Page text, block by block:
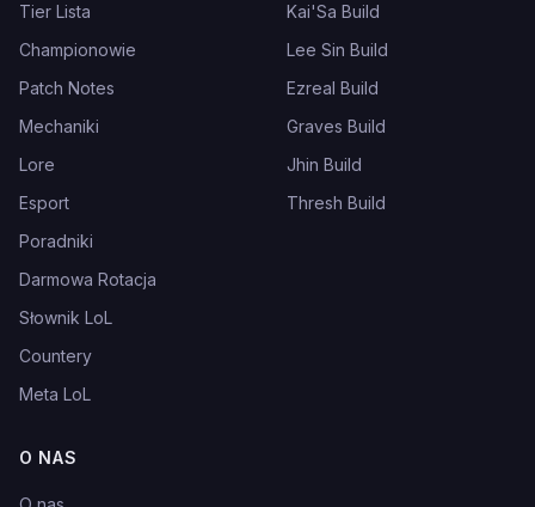
Tier Lista
Championowie
Patch Notes
Mechaniki
Lore
Esport
Poradniki
Darmowa Rotacja
Słownik LoL
Countery
Meta LoL
Kai'Sa Build
Lee Sin Build
Ezreal Build
Graves Build
Jhin Build
Thresh Build
O NAS